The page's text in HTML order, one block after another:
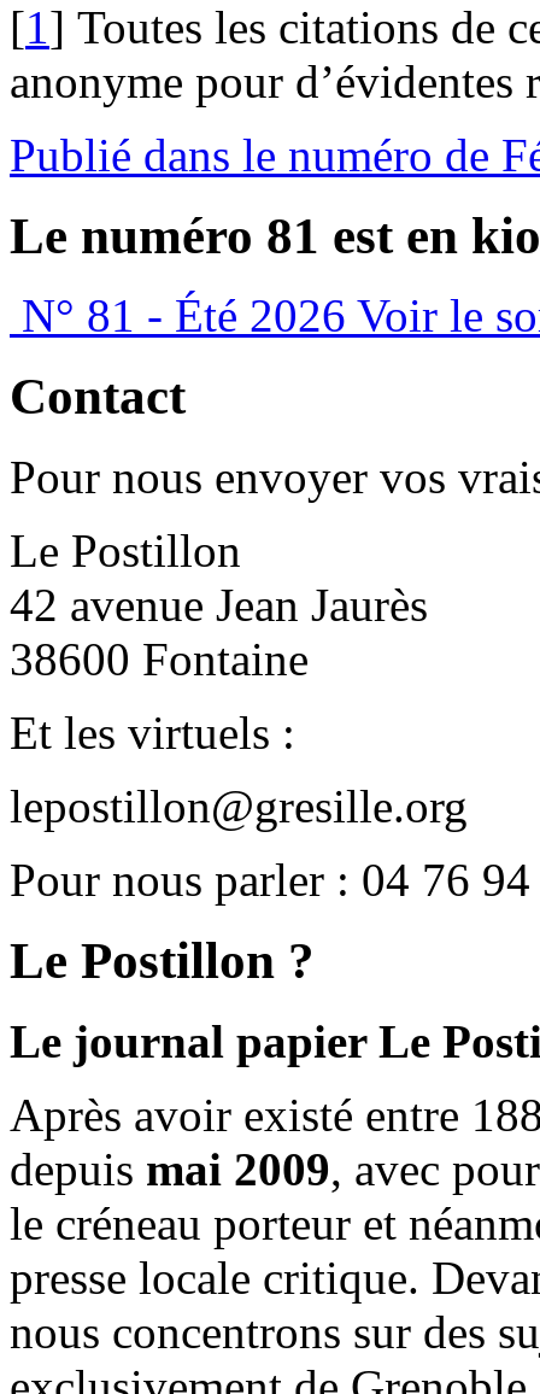
[1] Toutes les citations de
anonyme pour d’évidentes
Publié dans le numéro de
Le numéro 81 est en
N° 81 - Été 2026 Voir le
Contact
Pour nous envoyer vos
Le Postillon
42 avenue Jean Jaurès
38600 Fontaine
Et les virtuels :
lepostillon@gresille.org
Pour nous parler : 04 76
Le Postillon ?
Le journal papier Le
Après avoir existé entre
depuis mai 2009, avec
le créneau porteur et
presse locale critique.
nous concentrons sur des